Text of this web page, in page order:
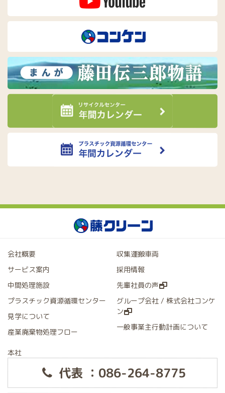
会社概要
サービス案内
中間処理施設
プラスチック資源循環センター
見学について
産業廃棄物処理フロー
収集運搬車両
採用情報
先輩社員の声
グループ会社 / 株式会社コンケ
ン
一般事業主行動計画について
本社
代表 ：086-264-8775